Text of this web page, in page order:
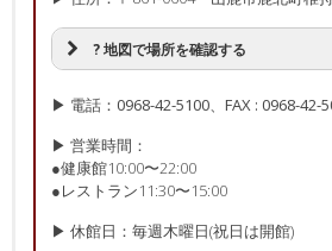
? 地図で場所を確認する
▶ 電話：0968-42-5100、FAX : 0968-42-
▶ 営業時間：
●健康館10:00〜22:00
●レストラン11:30〜15:00
▶ 休館日：毎週木曜日(祝日は開館)